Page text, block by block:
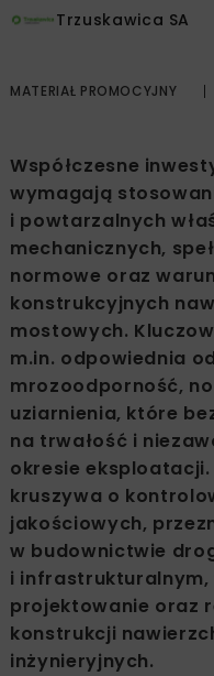
Trzuskawica SA
MATERIAŁ PROMOCYJNY
Współczesne
wymagają
i powtarzalnych
mechanicznych,
normowe oraz
konstrukcyjnych
mostowych.
m.in. odpowiednia
mrozoodporność,
uziarnienia, które
na trwałość i
okresie
kruszywa o
jakościowych,
w budownictwie
i infrastrukturalnym,
projektowanie oraz
konstrukcji
inżynieryjnych.